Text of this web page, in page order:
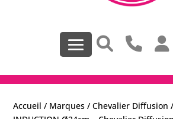
Accueil / Marques /Chevalier Diffusion